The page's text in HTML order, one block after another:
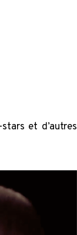
et d’autres